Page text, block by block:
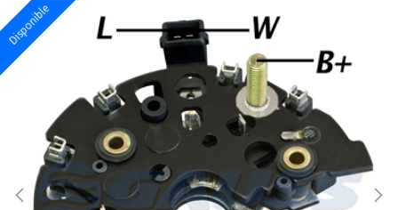
Disponible
Disponible